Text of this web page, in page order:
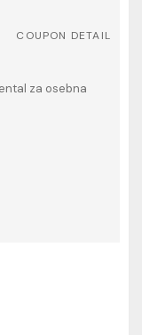
COUPON DETAIL
za osebna